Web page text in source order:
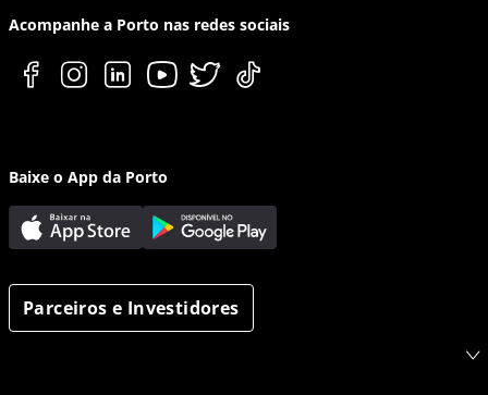
Acompanhe a Porto nas redes sociais
Baixe o App da Porto
Parceiros e Investidores